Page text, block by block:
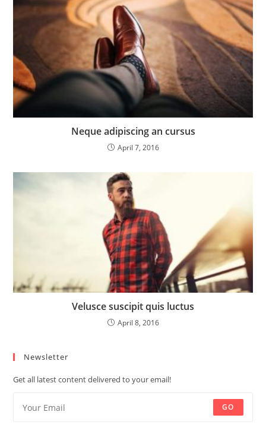
Neque adipiscing an cursus
April 7, 2016
Velusce suscipit quis luctus
April 8, 2016
Newsletter
Get all latest content delivered to your email!
GO